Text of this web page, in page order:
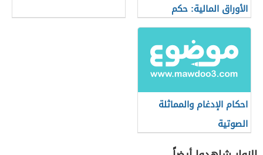
الأوراق المالية: حكم
التعامل في البورصة
احكام الإدغام والمماثلة
الصوتية